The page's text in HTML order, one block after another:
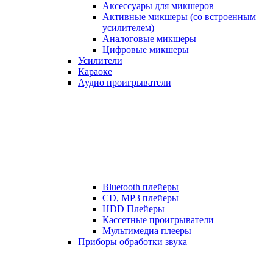
Аксессуары для микшеров
Активные микшеры (со встроенным
усилителем)
Аналоговые микшеры
Цифровые микшеры
Усилители
Караоке
Аудио проигрыватели
Bluetooth плейеры
CD, MP3 плейеры
HDD Плейеры
Кассетные проигрыватели
Мультимедиа плееры
Приборы обработки звука